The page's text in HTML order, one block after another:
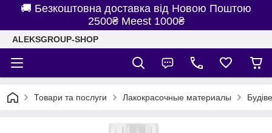
🚚 Безкоштовна доставка від Новою Поштою
2500₴ Meest 1000₴
ALEKSGROUP-SHOP
Товари та послуги Лакокрасочные материалы